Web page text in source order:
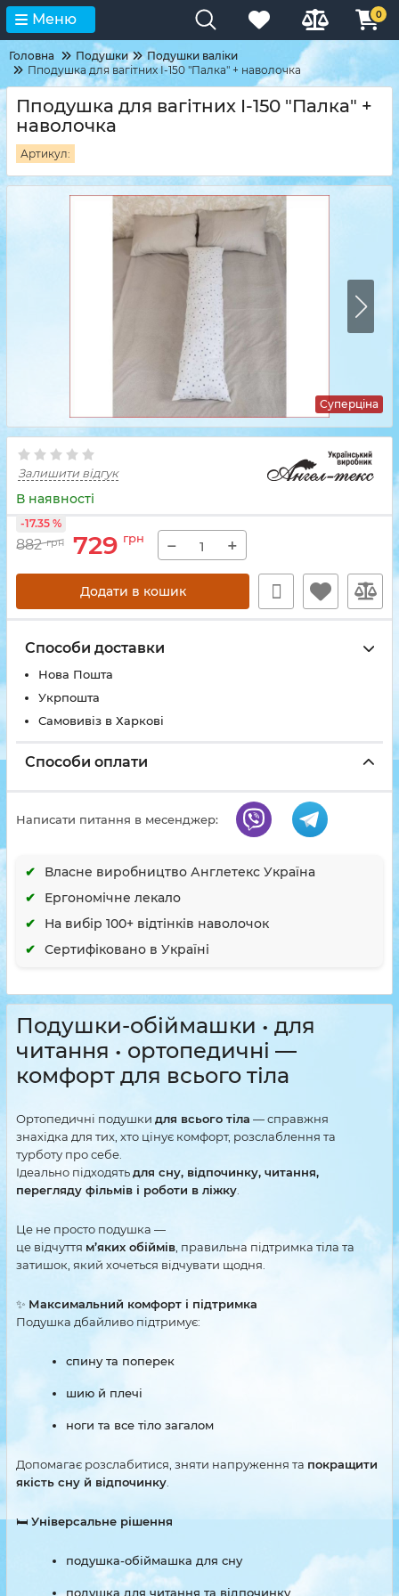
Меню 0
Головна Подушки
Подушки валіки
Пподушка для вагітних I-150 "Палка" + наволочка
Пподушка для вагітних I-150 "Палка" +
наволочка
Артикул:
Суперціна
Залишити відгук
В наявності
882 грн 729 грн
-17.35 %
− +
Додати в кошик
Способи доставки
Нова Пошта
Укрпошта
Самовивіз в Харкові
Способи оплати
Написати питання в месенджер:
Власне виробництво Англетекс Україна
Ергономічне лекало
На вибір 100+ відтінків наволочок
Сертифіковано в Україні
Подушки-обіймашки • для
читання • ортопедичні —
комфорт для всього тіла
Ортопедичні подушки для всього тіла — справжня
знахідка для тих, хто цінує комфорт, розслаблення та
турботу про себе.
Ідеально підходятьдля сну, відпочинку, читання,
перегляду фільмів і роботи в ліжку
Це не просто подушка —
це відчуття м’яких обіймів , правильна підтримка тіла та
затишок, який хочеться відчувати щодня.
✨ Максимальний комфорт і підтримка
Подушка дбайливо підтримує:
спину та поперек
шию й плечі
ноги та все тіло загалом
Допомагає розслабитися, зняти напруження та покращити
якість сну й відпочинку
🛏Універсальне рішення
подушка-обіймашка для сну
подушка для читання та відпочинку